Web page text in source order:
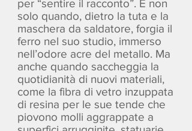
per “sentire il racconto”. E non
solo quando, dietro la tuta e la
maschera da saldatore, forgia il
ferro nel suo studio, immerso
nell’odore acre del metallo. Ma
anche quando saccheggia la
quotidianità di nuovi materiali,
come la fibra di vetro inzuppata
di resina per le sue tende che
piovono molli aggrappate a